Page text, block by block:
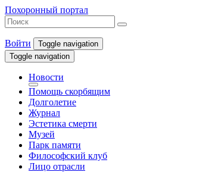
Похоронный портал
Войти
Toggle navigation
Toggle navigation
Новости
Помощь скорбящим
Долголетие
Журнал
Эстетика смерти
Музей
Парк памяти
Философский клуб
Лицо отрасли